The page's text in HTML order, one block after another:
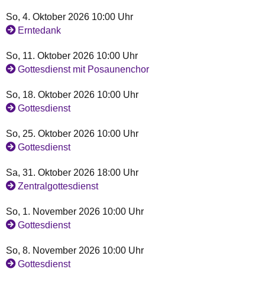
So, 4. Oktober 2026 10:00 Uhr
Erntedank
So, 11. Oktober 2026 10:00 Uhr
Gottesdienst mit Posaunenchor
So, 18. Oktober 2026 10:00 Uhr
Gottesdienst
So, 25. Oktober 2026 10:00 Uhr
Gottesdienst
Sa, 31. Oktober 2026 18:00 Uhr
Zentralgottesdienst
So, 1. November 2026 10:00 Uhr
Gottesdienst
So, 8. November 2026 10:00 Uhr
Gottesdienst